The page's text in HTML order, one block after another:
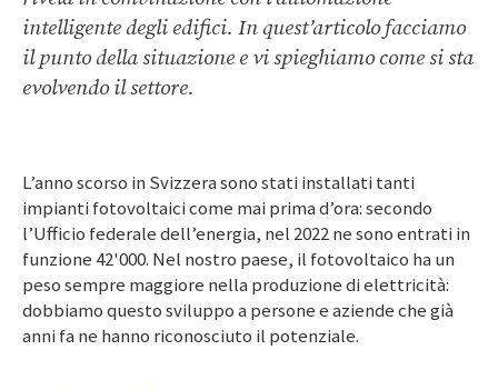
intelligente degli edifici. In quest’articolo facciamo
il punto della situazione e vi spieghiamo come si sta
evolvendo il settore.
L’anno scorso in Svizzera sono stati installati tanti
impianti fotovoltaici come mai prima d’ora: secondo
l’Ufficio federale dell’energia, nel 2022 ne sono entrati in
funzione 42'000. Nel nostro paese, il fotovoltaico ha un
peso sempre maggiore nella produzione di elettricità:
dobbiamo questo sviluppo a persone e aziende che già
anni fa ne hanno riconosciuto il potenziale.